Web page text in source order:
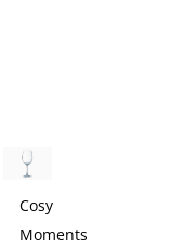
Cosy
Moments